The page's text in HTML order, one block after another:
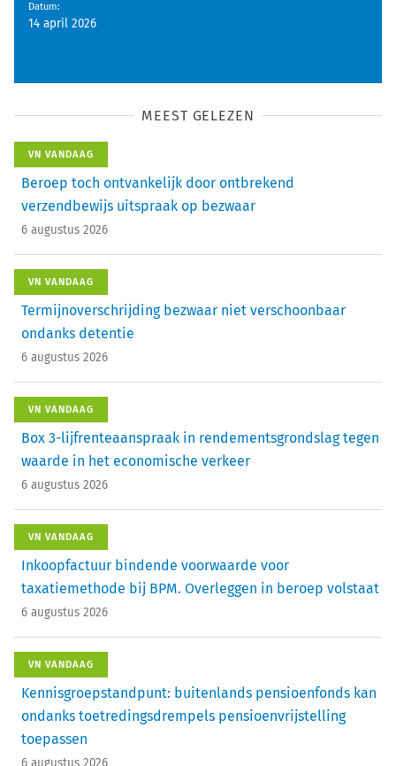
Datum:
14 april 2026
MEEST GELEZEN
VN VANDAAG
Beroep toch ontvankelijk door ontbrekend
verzendbewijs uitspraak op bezwaar
6 augustus 2026
VN VANDAAG
Termijnoverschrijding bezwaar niet verschoonbaar
ondanks detentie
6 augustus 2026
VN VANDAAG
Box 3-lijfrenteaanspraak in rendementsgrondslag tegen
waarde in het economische verkeer
6 augustus 2026
VN VANDAAG
Inkoopfactuur bindende voorwaarde voor
taxatiemethode bij BPM. Overleggen in beroep volstaat
6 augustus 2026
VN VANDAAG
Kennisgroepstandpunt: buitenlands pensioenfonds kan
ondanks toetredingsdrempels pensioenvrijstelling
toepassen